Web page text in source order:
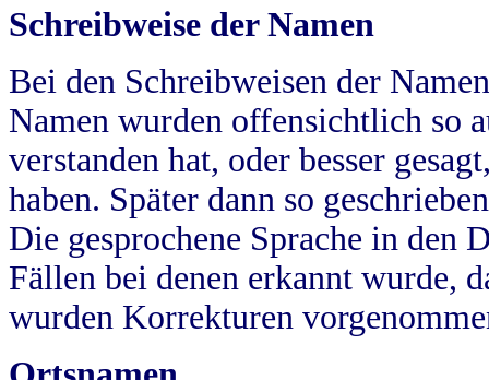
Schreibweise der Namen
Bei den Schreibweisen der
Namen wurden offensichtlich so
verstanden hat, oder besser
haben. Später dann so
Die gesprochene Sprache in
Fällen bei denen erkannt wurde,
wurden Korrekturen